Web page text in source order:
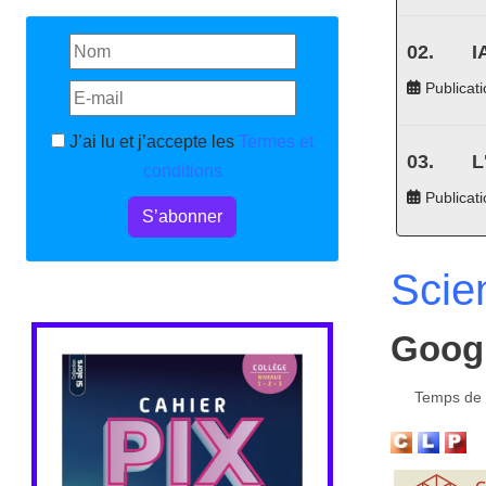
J’ai lu et j’accepte les Termes et
conditions
S’abonner
Temps